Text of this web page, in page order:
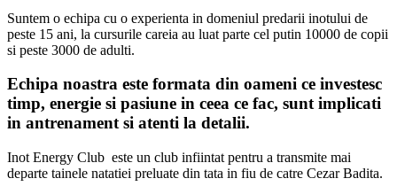
Suntem o echipa cu o experienta in domeniul predarii inotului de
peste 15 ani, la cursurile careia au luat parte cel putin 10000 de copii
si peste 3000 de adulti.
Echipa noastra este formata din oameni ce investesc
timp, energie si pasiune in ceea ce fac, sunt implicati
in antrenament si atenti la detalii.
Inot Energy Club este un club infiintat pentru a transmite mai
departe tainele natatiei preluate din tata in fiu de catre Cezar Badita.